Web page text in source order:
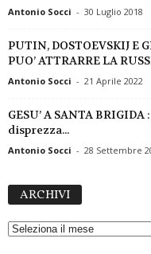
Antonio Socci - 30 Luglio 2018
PUTIN, DOSTOEVSKIJ E
PUO’ ATTRARRE LA
Antonio Socci - 21 Aprile 2022
GESU’ A SANTA
disprezza...
Antonio Socci - 28 Settembre
ARCHIVI
H